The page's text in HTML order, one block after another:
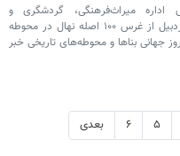
اداره میراث‌فرهنگی، گردشگری و
صنایع‌دستی اردبیل از غرس ۱۰۰ اصله نهال در محوطه
جهانی بناها و محوطه‌های تاریخی خبر
۵ ۶ بعدی